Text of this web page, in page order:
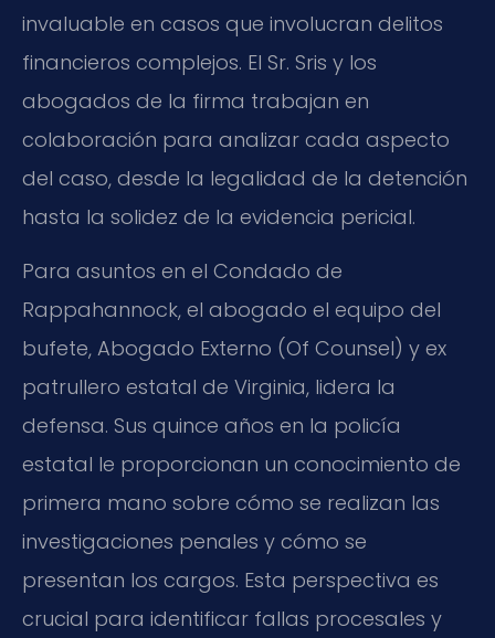
invaluable en casos que involucran delitos
financieros complejos. El Sr. Sris y los
abogados de la firma trabajan en
colaboración para analizar cada aspecto
del caso, desde la legalidad de la detención
hasta la solidez de la evidencia pericial.
Para asuntos en el Condado de
Rappahannock, el abogado el equipo del
bufete, Abogado Externo (Of Counsel) y ex
patrullero estatal de Virginia, lidera la
defensa. Sus quince años en la policía
estatal le proporcionan un conocimiento de
primera mano sobre cómo se realizan las
investigaciones penales y cómo se
presentan los cargos. Esta perspectiva es
crucial para identificar fallas procesales y